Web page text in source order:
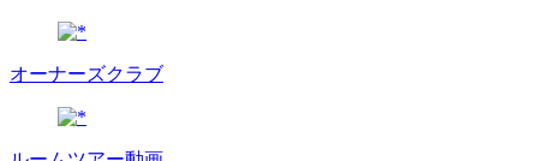
オーナーズクラブ